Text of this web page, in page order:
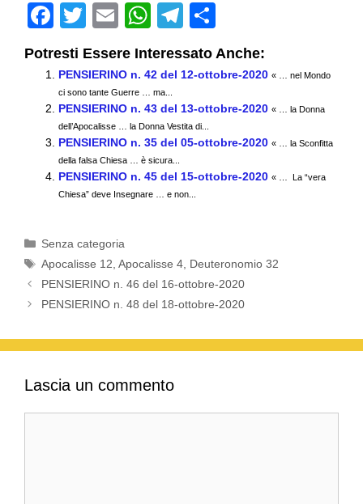
F
c
e
b
o
o
k
T
wi
tt
er
E
m
ail
W
at
s
A
p
p
T
el
e
a
m
o
n
vi
di
Potresti Essere Interessato Anche:
PENSIERINO n. 42 del 12-ottobre-2020 « … nel Mondo
ci sono tante Guerre … ma...
PENSIERINO n. 43 del 13-ottobre-2020 « … la Donna
dell’Apocalisse … la Donna Vestita di...
PENSIERINO n. 35 del 05-ottobre-2020 « … la Sconfitta
della falsa Chiesa … è sicura...
PENSIERINO n. 45 del 15-ottobre-2020 « … La “vera
Chiesa” deve Insegnare … e non...
Categorie
Senza categoria
Tag
Apocalisse 12,Apocalisse 4, Deuteronomio 32
PENSIERINO n. 46 del 16-ottobre-2020
PENSIERINO n. 48 del 18-ottobre-2020
Lascia un commento